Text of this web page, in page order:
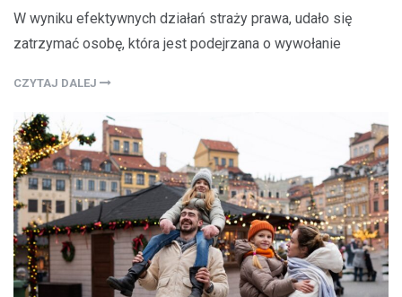
W wyniku efektywnych działań straży prawa, udało się
zatrzymać osobę, która jest podejrzana o wywołanie
CZYTAJ DALEJ